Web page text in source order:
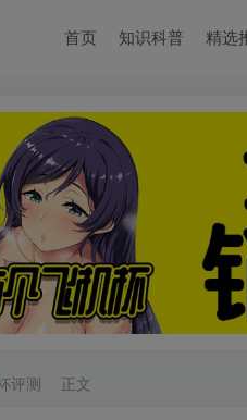
首页 知识科普 精选
评测 正文